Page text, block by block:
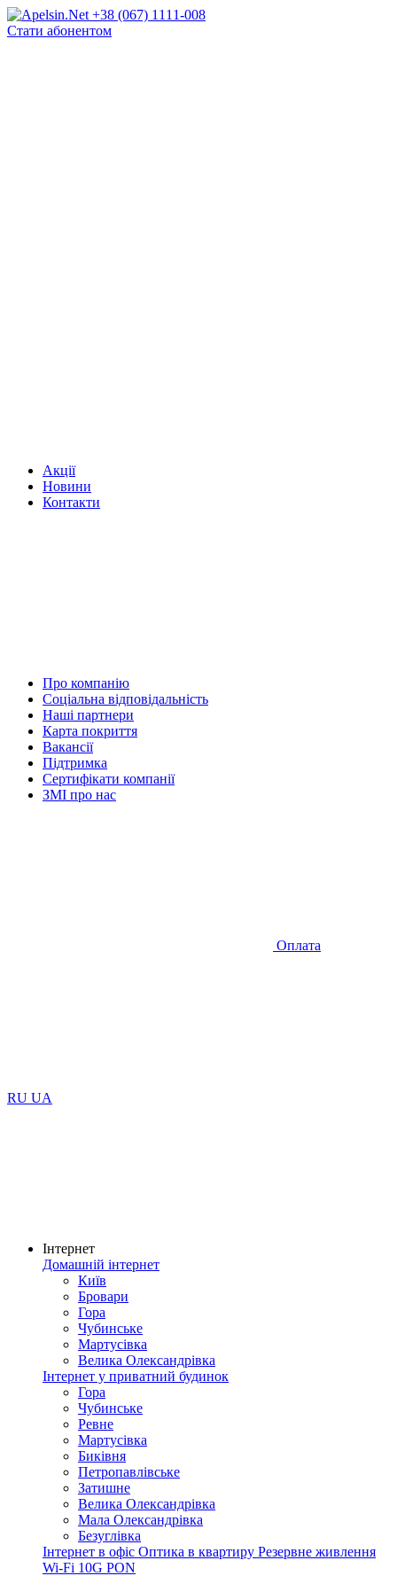
+38 (067) 1111-008
Стати абонентом
Акції
Новини
Контакти
Про компанію
Соціальна відповідальність
Наші партнери
Карта покриття
Вакансії
Підтримка
Сертифікати компанії
ЗМІ про нас
Оплата
RU UA
Інтернет
Домашній інтернет
Київ
Бровари
Гора
Чубинське
Мартусівка
Велика Олександрівка
Інтернет у приватний будинок
Гора
Чубинське
Ревне
Мартусівка
Биківня
Петропавлівське
Затишне
Велика Олександрівка
Мала Олександрівка
Безуглівка
Інтернет в офіс Оптика в квартиру Резервне живлення
Wi-Fi 10G PON